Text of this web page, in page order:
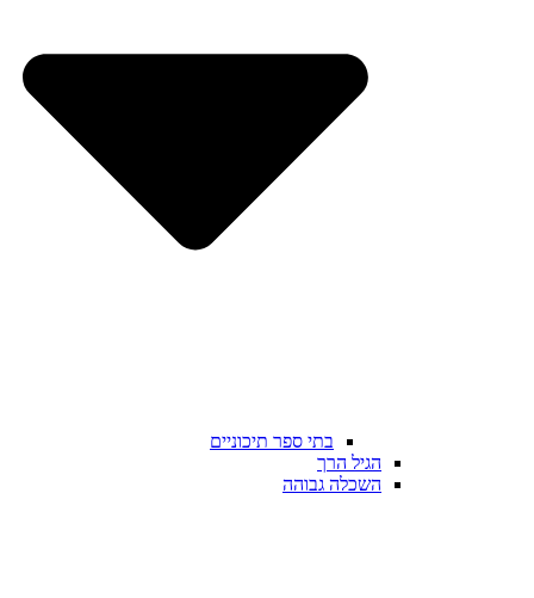
בתי ספר תיכוניים
הגיל הרך
השכלה גבוהה